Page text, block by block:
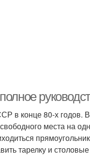
в конце 80-х годов.
места на
прямоугольник
тарелку и столовые